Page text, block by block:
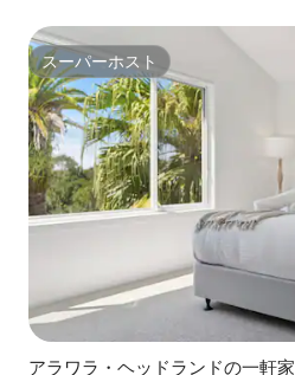
スーパーホスト
スーパーホスト
アラワラ・ヘッドランドの一軒家